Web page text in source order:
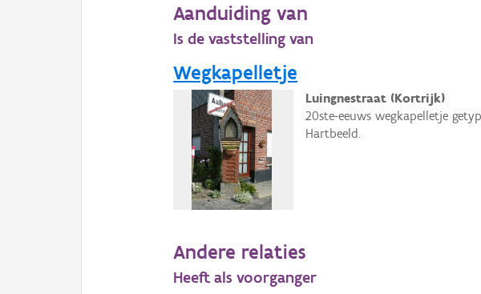
Aanduiding van
Is de vaststelling van
Wegkapelletje
Luingnestraat (Kortrijk)
20ste-eeuws wegkapelletje
Hartbeeld.
Andere relaties
Heeft als voorganger